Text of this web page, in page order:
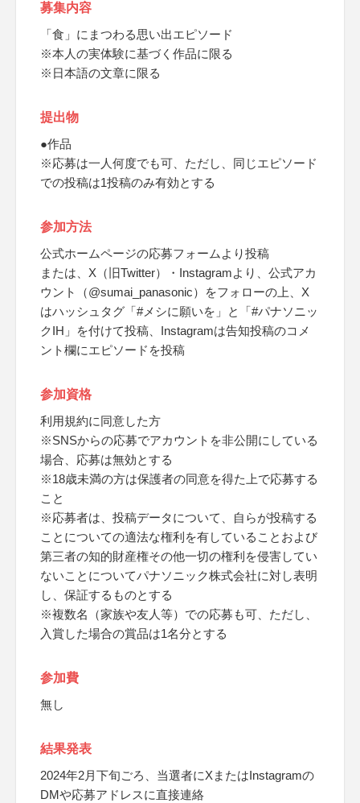
募集内容
「食」にまつわる思い出エピソード
※本人の実体験に基づく作品に限る
※日本語の文章に限る
提出物
●作品
※応募は一人何度でも可、ただし、同じエピソード
での投稿は1投稿のみ有効とする
参加方法
公式ホームページの応募フォームより投稿
または、X（旧Twitter）・Instagramより、公式アカ
ウント（@sumai_panasonic）をフォローの上、X
はハッシュタグ「#メシに願いを」と「#パナソニッ
クIH」を付けて投稿、Instagramは告知投稿のコメ
ント欄にエピソードを投稿
参加資格
利用規約に同意した方
※SNSからの応募でアカウントを非公開にしている
場合、応募は無効とする
※18歳未満の方は保護者の同意を得た上で応募する
こと
※応募者は、投稿データについて、自らが投稿する
ことについての適法な権利を有していることおよび
第三者の知的財産権その他一切の権利を侵害してい
ないことについてパナソニック株式会社に対し表明
し、保証するものとする
※複数名（家族や友人等）での応募も可、ただし、
入賞した場合の賞品は1名分とする
参加費
無し
結果発表
2024年2月下旬ごろ、当選者にXまたはInstagramの
DMや応募アドレスに直接連絡